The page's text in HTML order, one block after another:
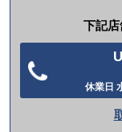
下記店
休業日